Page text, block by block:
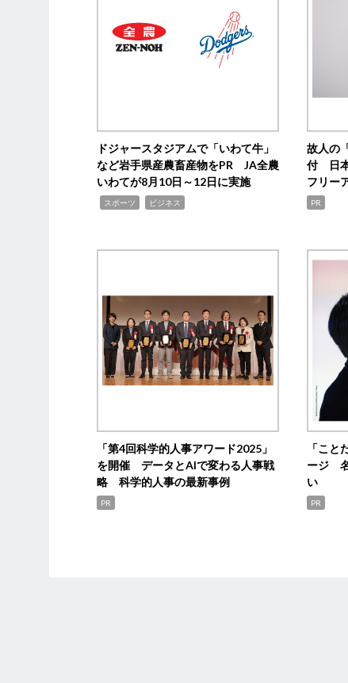
ドジャースタジアムで「いわて牛」
など岩手県産農畜産物をPR JA全農
いわてが8月10日～12日に実施
スポーツ ビジネス
故人の
付 日本
フリー
PR
「第4回科学的人事アワード2025」
を開催 データとAIで変わる人事戦
略 科学的人事の最新事例
PR
「こと
ージ
い
PR